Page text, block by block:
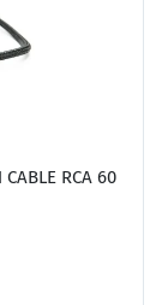
RCA 60